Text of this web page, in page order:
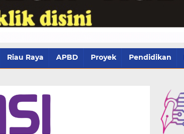
Riau Raya APBD Proyek Pendidikan